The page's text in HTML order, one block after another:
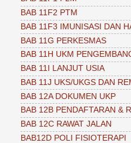
BAB 11F2 PTM
BAB 11F3 IMUNISASI DAN
BAB 11G PERKESMAS
BAB 11H UKM
BAB 11I LANJUT USIA
BAB 11J UKS/UKGS DAN
BAB 12A DOKUMEN UKP
BAB 12B PENDAFTARAN &
BAB 12C RAWAT JALAN
BAB12D POLI FISIOTERAPI